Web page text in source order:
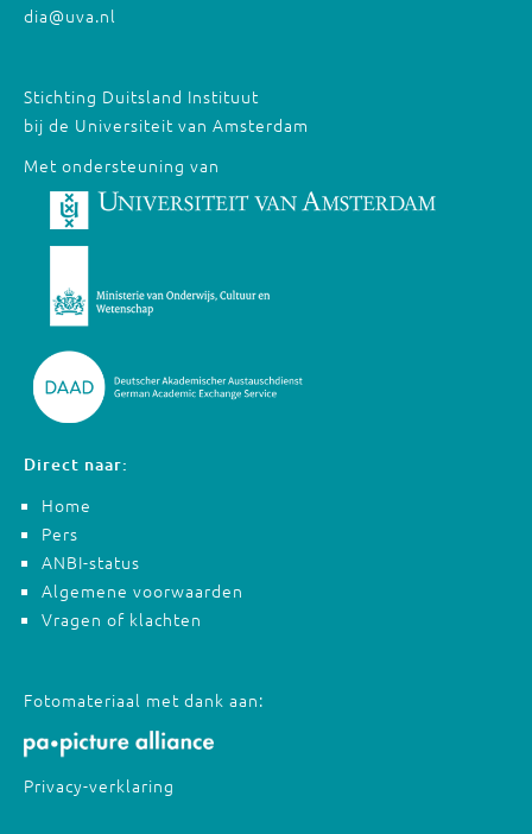
dia@uva.nl
Stichting Duitsland Instituut
bij de Universiteit van Amsterdam
Met ondersteuning van
Direct naar:
Home
Pers
ANBI-status
Algemene voorwaarden
Vragen of klachten
Fotomateriaal met dank aan:
Privacy-verklaring